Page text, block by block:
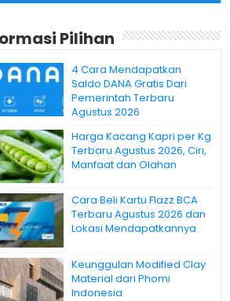
Pilihan
4 Cara Mendapatkan
Saldo DANA Gratis Dari
Pemerintah Terbaru
Agustus 2026
Harga Kacang Kapri per Kg
Terbaru Agustus 2026, Ciri,
Manfaat dan Olahan
Cara Beli Kartu Flazz BCA
Terbaru Agustus 2026 dan
Lokasi Mendapatkannya
Keunggulan Modified Clay
Material dari Phomi
Indonesia